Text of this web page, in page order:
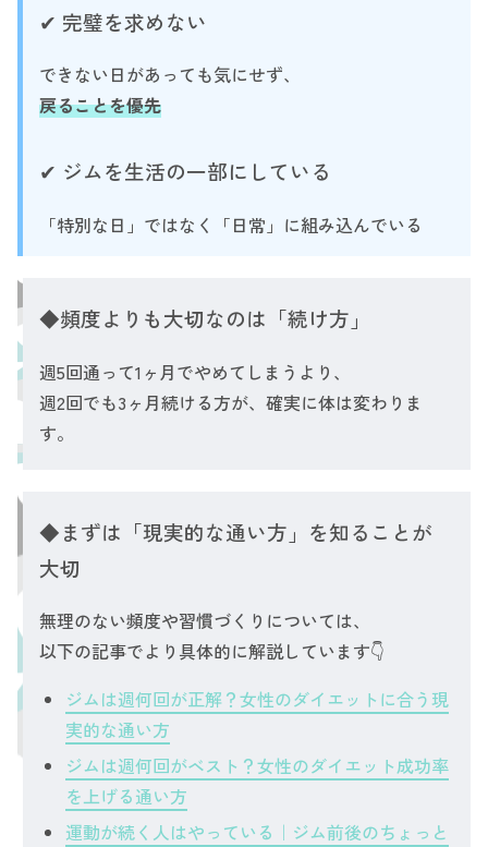
✔ 完璧を求めない
できない日があっても気にせず、
戻ることを優先
✔ ジムを生活の一部にしている
「特別な日」ではなく「日常」に組み込んでいる
◆頻度よりも大切なのは「続け方」
週5回通って1ヶ月でやめてしまうより、
週2回でも3ヶ月続ける方が、確実に体は変わりま
す。
◆まずは「現実的な通い方」を知ることが
大切
無理のない頻度や習慣づくりについては、
以下の記事でより具体的に解説しています👇
ジムは週何回が正解？女性のダイエットに合う現
実的な通い方
ジムは週何回がベスト？女性のダイエット成功率
を上げる通い方
運動が続く人はやっている｜ジム前後のちょっと